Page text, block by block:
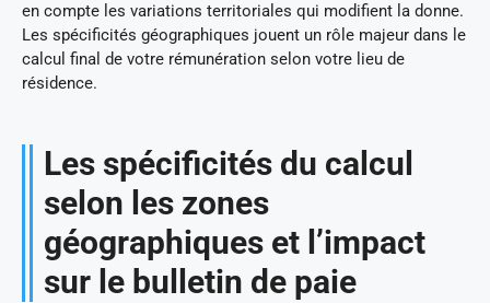
en compte les variations territoriales qui modifient la donne.
Les spécificités géographiques jouent un rôle majeur dans le
calcul final de votre rémunération selon votre lieu de
résidence.
Les spécificités du calcul
selon les zones
géographiques et l’impact
sur le bulletin de paie